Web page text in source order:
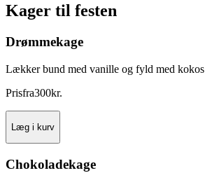
Kager til festen
Drømmekage
Lækker bund med vanille og fyld med kokos
Prisfra300kr.
Læg i kurv
Chokoladekage